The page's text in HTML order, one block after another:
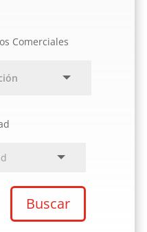
Comerciales
Buscar